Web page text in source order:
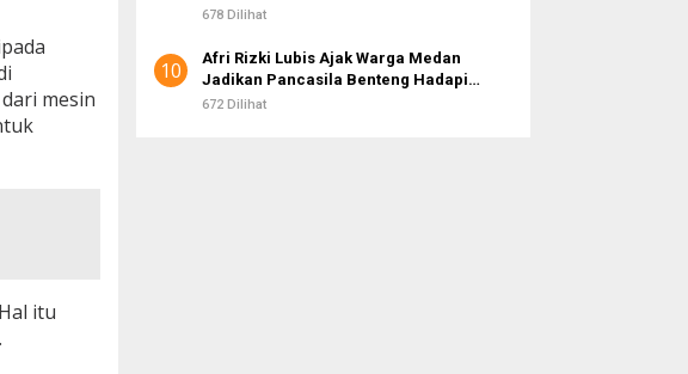
mesin
itu
Kepulauan Nias
678 Dilihat
10
Afri Rizki Lubis Ajak Warga Medan
Jadikan Pancasila Benteng Hadapi
Hoaks dan Perpecahan di Era Digital
672 Dilihat